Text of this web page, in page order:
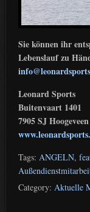
Sie können ihr
Lebenslauf zu
Leonard Sports
Buitenvaart 1401
7905 SJ Hoogeveen
Tags: ANGELN,
Category: Aktuelle